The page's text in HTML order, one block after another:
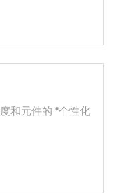
和元件的 “个性化